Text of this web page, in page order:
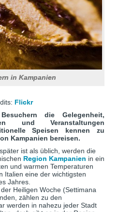
in Kampanien
Flickr
die Gelegenheit,
und Veranstaltungen
Speisen kennen zu
Kampanien bereisen.
ist als üblich, werden die
Region Kampanien in ein
und warmen Temperaturen
Italien eine der wichtigsten
Jahres.
Heiligen Woche (Settimana
zählen zu den
werden in nahezu jeder Stadt